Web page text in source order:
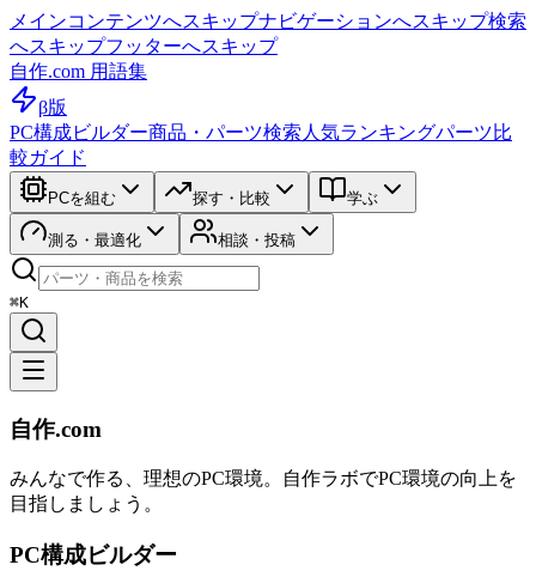
メインコンテンツへスキップナビゲーションへスキップ検索
へスキップフッターへスキップ
自作.com 用語集
β版
PC構成ビルダー商品・パーツ検索 人気ランキングパーツ比
較ガイド
PCを組む 探す・比較 学ぶ
測る・最適化 相談・投稿
⌘K
自作.com
みんなで作る、理想のPC環境。 自作ラボでPC環境の向上を
目指しましょう。
PC構成ビルダー